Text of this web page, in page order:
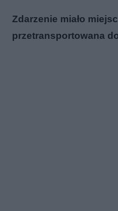
Zdarzenie miało
przetransportowana